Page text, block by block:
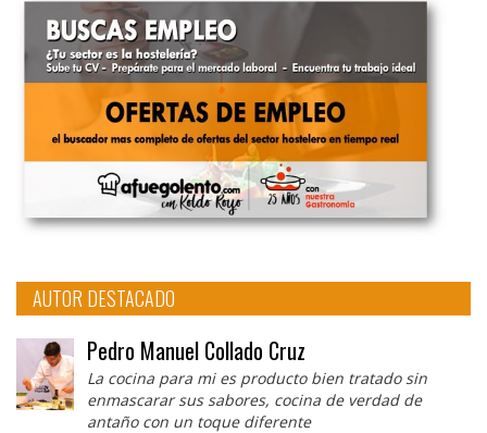
AUTOR DESTACADO
Pedro Manuel Collado Cruz
La cocina para mi es producto bien tratado sin
enmascarar sus sabores, cocina de verdad de
antaño con un toque diferente